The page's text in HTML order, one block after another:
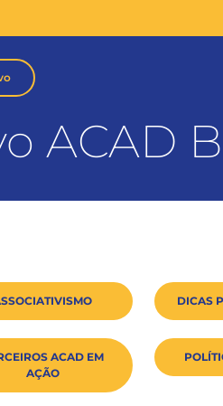
ACAD
DICAS
ACAD EM
AÇÃO